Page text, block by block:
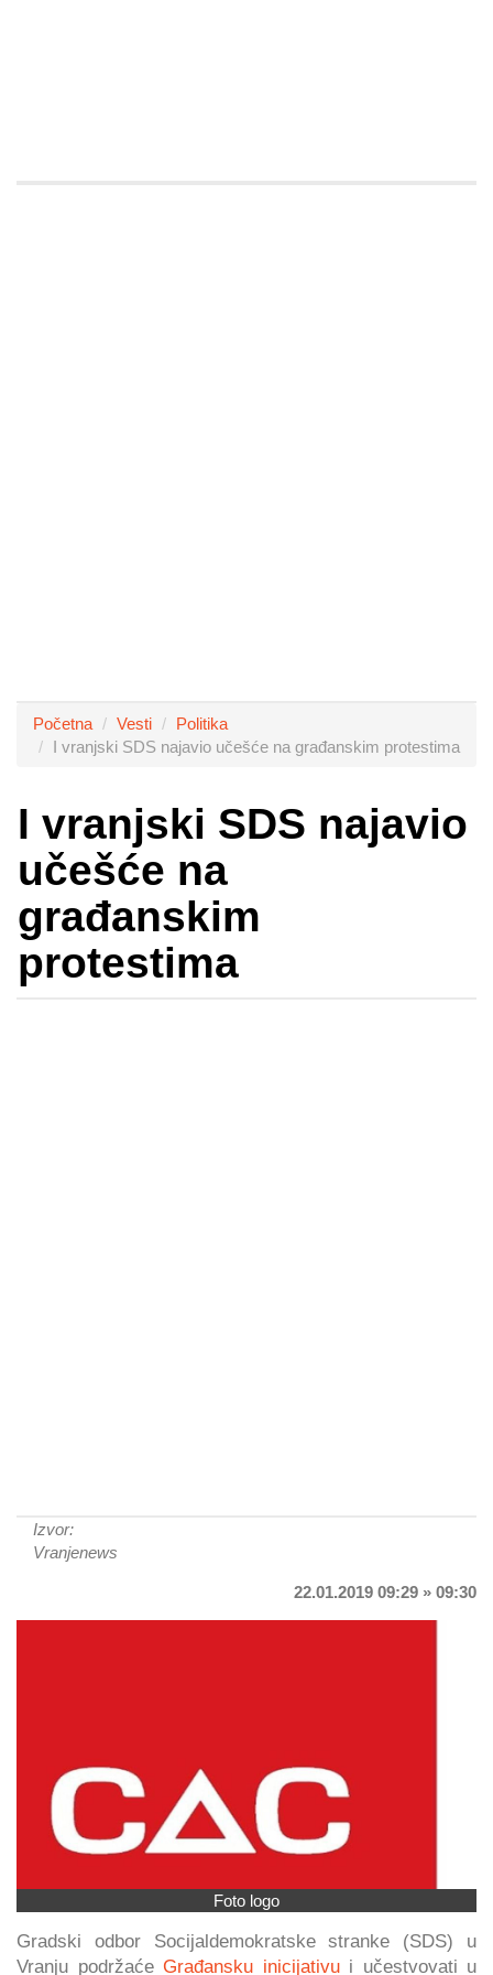
Početna Vesti
Politika
I vranjski SDS najavio učešće na građanskim protestima
I vranjski SDS najavio
učešće na
građanskim
protestima
Izvor:
Vranjenews
22.01.2019 09:29 » 09:30
Foto logo
Gradski odbor Socijaldemokratske stranke (SDS) u
Vranju podržaće Građansku inicijativui učestvovati u